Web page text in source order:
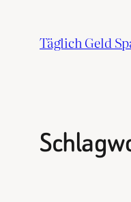
Inhalt
springen
Täglich Geld